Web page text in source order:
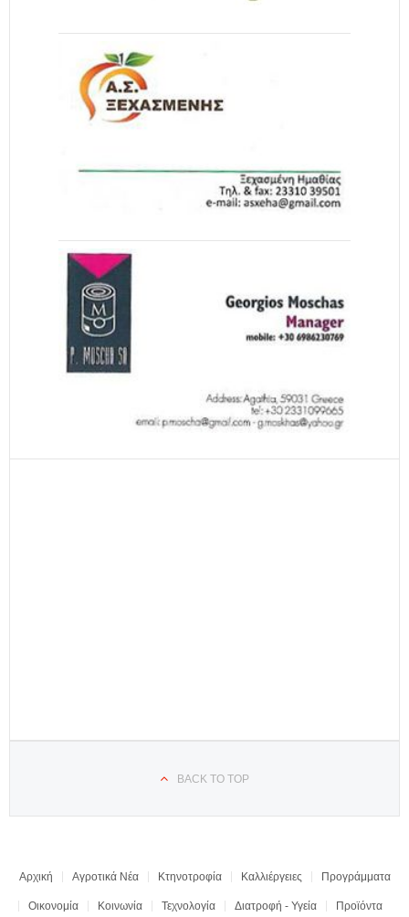
BACK TO TOP
Αρχική Αγροτικά Νέα Κτηνοτροφία Καλλιέργειες Προγράμματα
Οικονομία Κοινωνία Τεχνολογία Διατροφή - Υγεία Προϊόντα